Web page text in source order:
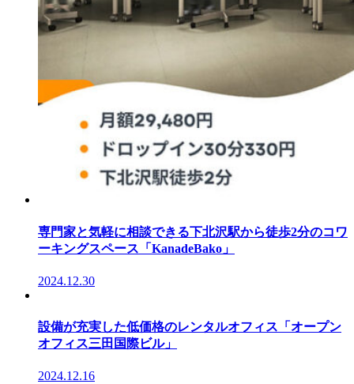
専門家と気軽に相談できる下北沢駅から徒歩2分のコワ
ーキングスペース「KanadeBako」
2024.12.30
設備が充実した低価格のレンタルオフィス「オープン
オフィス三田国際ビル」
2024.12.16